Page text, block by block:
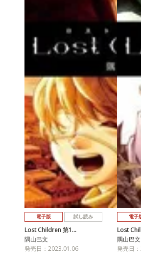
電子版 試し読み
Lost Children 第1…
隅山巴文
発売日：2023.01.06
電子
Lost
隅山巴文
発売日